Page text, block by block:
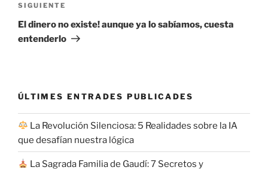
Siguiente
entrada
SIGUIENTE
El dinero no existe! aunque ya lo sabíamos, cuesta
entenderlo
ÚLTIMES ENTRADES PUBLICADES
La Revolución Silenciosa: 5 Realidades sobre la IA
que desafían nuestra lógica
La Sagrada Familia de Gaudí: 7 Secretos y